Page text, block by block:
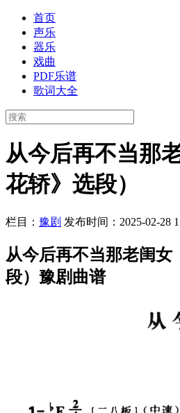
首页
声乐
器乐
戏曲
PDF乐谱
歌词大全
从今后再不当那
花轿》选段）
栏目： 豫剧 发布时间：2025-02-28
从今后再不当那老闺女
段）豫剧曲谱